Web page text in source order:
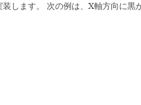
します。
次の例は、X軸方向に